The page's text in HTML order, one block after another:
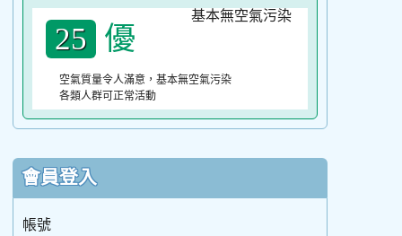
25 優
空氣質量令人滿意，基本無空氣污染
各類人群可正常活動
會員登入
帳號